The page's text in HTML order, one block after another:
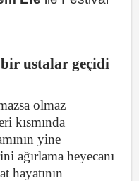
ustalar geçidi
olmaz
i kısmında
yine
ağırlama heyecanı
hayatının